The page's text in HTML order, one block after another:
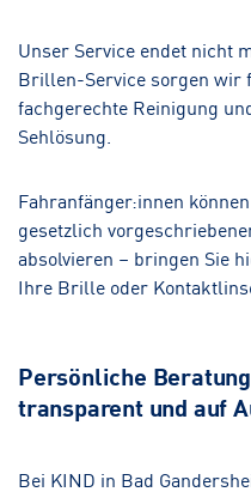
Unser Service endet nicht
Brillen-Service sorgen wir
fachgerechte Reinigung
Sehlösung.
Fahranfänger:innen
gesetzlich
absolvieren – bringen Sie
Ihre Brille oder
Persönliche
transparent und auf
Bei KIND in Bad